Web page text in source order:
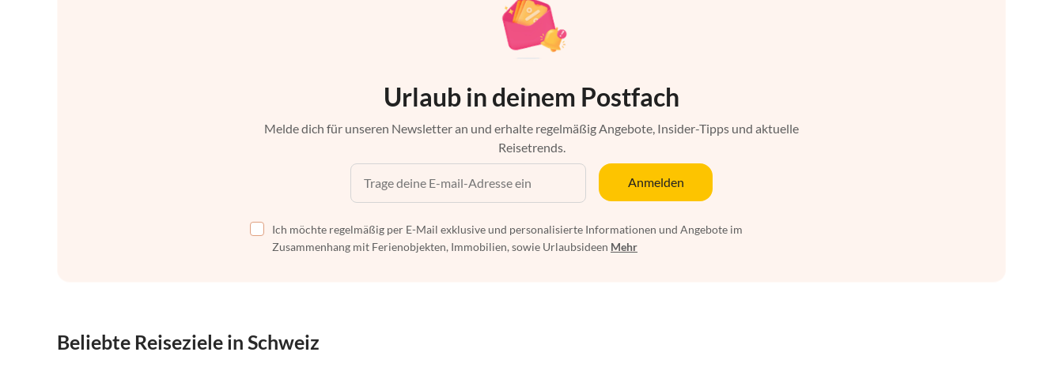
Urlaub in deinem Postfach
Melde dich für unseren Newsletter an und erhalte regelmäßig Angebote, Insider-Tipps und aktuelle
Reisetrends.
Anmelden
Ich möchte regelmäßig per E-Mail exklusive und personalisierte Informationen und Angebote im
Zusammenhang mit Ferienobjekten, Immobilien, sowie Urlaubsideen Mehr
Beliebte Reiseziele in Schweiz